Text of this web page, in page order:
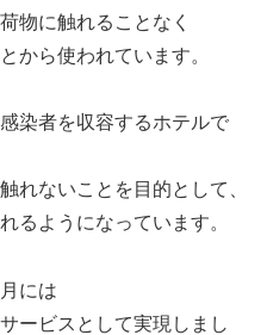
物に触れることなく
から使われています。
染者を収容するホテルで
れないことを目的として、
るようになっています。
には
ービスとして実現しまし